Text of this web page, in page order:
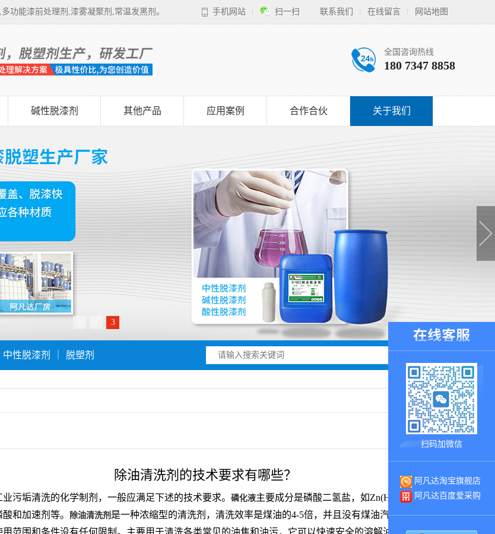
功能漆前处理剂,漆雾凝聚剂,常温发黑剂。 联系我们 在线留言 网站地图
手机网站 扫一扫
全国咨询热线
180 7347 8858
碱性脱漆剂 其他产品 应用案例 合作合伙 关于我们
3
中性脱漆剂 脱塑剂
除油清洗剂的技术要求有哪些？
业污垢清洗的化学制剂，一般应满足下述的技术要求。 磷化液主要成分是磷酸二氢盐，如Zn(H2PO4)2以及适
和加速剂等。
除油清洗剂 是一种浓缩型的清洗剂，清洗效率是煤油的4-5倍，并且没有煤油汽油的异味与安
用范围和条件没有任何限制。主要用于清洗各类常见的油焦和油污，它可以快速安全的溶解油焦和油污。
扫码加微信
阿凡达淘宝旗舰店
阿凡达百度爱采购